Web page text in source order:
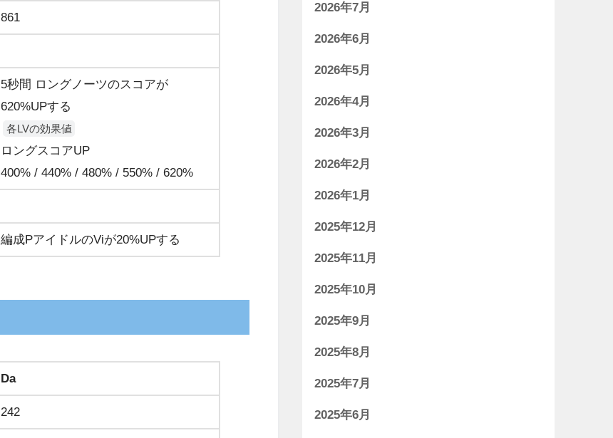
861
5秒間 ロングノーツのスコアが
620%UPする
各LVの効果値
ロングスコアUP
400% / 440% / 480% / 550% / 620%
編成PアイドルのViが20%UPする
Da
242
2026年7月
2026年6月
2026年5月
2026年4月
2026年3月
2026年2月
2026年1月
2025年12月
2025年11月
2025年10月
2025年9月
2025年8月
2025年7月
2025年6月